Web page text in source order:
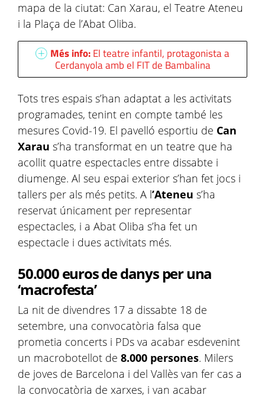
mapa de la ciutat: Can Xarau, el Teatre Ateneu
i la Plaça de l’Abat Oliba.
Més info:El teatre infantil, protagonista a
Cerdanyola amb el FIT de Bambalina
Tots tres espais s’han adaptat a les activitats
programades, tenint en compte també les
mesures Covid-19. El pavelló esportiu de Can
Xarau s’ha transformat en un teatre que ha
acollit quatre espectacles entre dissabte i
diumenge. Al seu espai exterior s’han fet jocs i
tallers per als més petits. A l’Ateneu s’ha
reservat únicament per representar
espectacles, i a Abat Oliba s’ha fet un
espectacle i dues activitats més.
50.000 euros de danys per una
‘macrofesta’
La nit de divendres 17 a dissabte 18 de
setembre, una convocatòria falsa que
prometia concerts i PDs va acabar esdevenint
un macrobotellot de 8.000 persones. Milers
de joves de Barcelona i del Vallès van fer cas a
la convocatòria de xarxes, i van acabar